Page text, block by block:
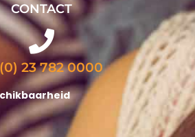
CONTACT
23 782 0000